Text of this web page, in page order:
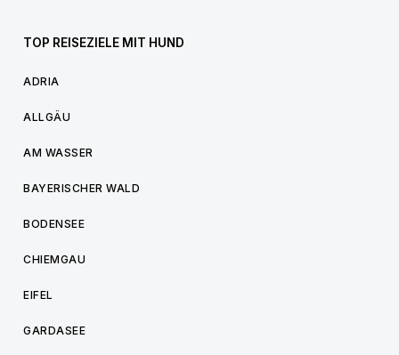
TOP REISEZIELE MIT HUND
ADRIA
ALLGÄU
AM WASSER
BAYERISCHER WALD
BODENSEE
CHIEMGAU
EIFEL
GARDASEE